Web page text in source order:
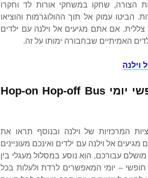
הצורה, שחקו במשחקי אורות לד וחקרו
הביטו עמוק אל תוך ההולוגרמות והוציאו
אם אתם מגיעים אל וילנה עם ילדים
האמיתיים שבחבורה ימותו על זה.
וילנה
אוטובוס התיירים של וילנה – חופשי יומי Hop-on Hop-off Bus
המרכזיות של וילנה ובנוסף תראו את
אל וילנה עם ילדים ואינכם מעוניינים
עבורכם, הוא נוסע במסלול מעגלי בין
חופשי – יומי המאפשרים לרדת ולעלות בכל